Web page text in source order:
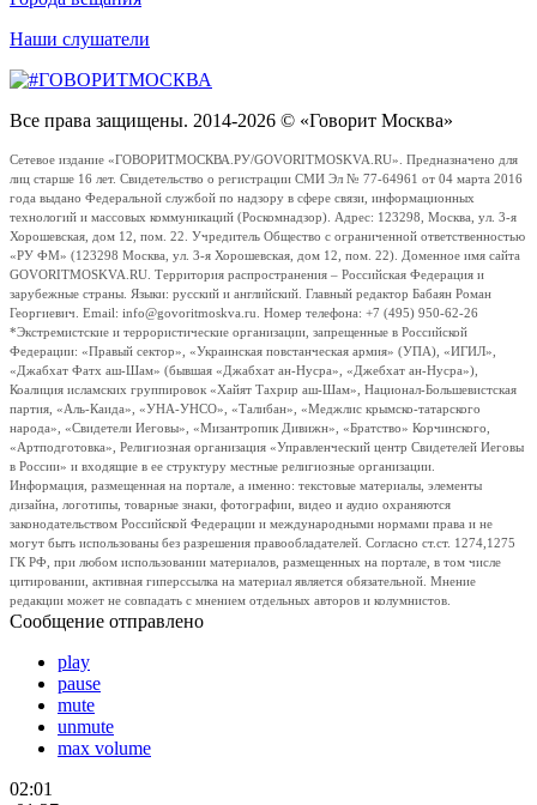
Наши слушатели
Все права защищены. 2014-2026 © «Говорит Москва»
Сетевое издание «ГОВОРИТМОСКВА.РУ/GOVORITMOSKVA.RU». Предназначено для
лиц старше 16 лет. Свидетельство о регистрации СМИ Эл № 77-64961 от 04 марта 2016
года выдано Федеральной службой по надзору в сфере связи, информационных
технологий и массовых коммуникаций (Роскомнадзор). Адрес: 123298, Москва, ул. 3-я
Хорошевская, дом 12, пом. 22. Учредитель Общество с ограниченной ответственностью
«РУ ФМ» (123298 Москва, ул. 3-я Хорошевская, дом 12, пом. 22). Доменное имя сайта
GOVORITMOSKVA.RU. Территория распространения – Российская Федерация и
зарубежные страны. Языки: русский и английский. Главный редактор Бабаян Роман
Георгиевич. Email: info@govoritmoskva.ru. Номер телефона: +7 (495) 950-62-26
*Экстремистские и террористические организации, запрещенные в Российской
Федерации: «Правый сектор», «Украинская повстанческая армия» (УПА), «ИГИЛ»,
«Джабхат Фатх аш-Шам» (бывшая «Джабхат ан-Нусра», «Джебхат ан-Нусра»),
Коалиция исламских группировок «Хайят Тахрир аш-Шам», Национал-Большевистская
партия, «Аль-Каида», «УНА-УНСО», «Талибан», «Меджлис крымско-татарского
народа», «Свидетели Иеговы», «Мизантропик Дивижн», «Братство» Корчинского,
«Артподготовка», Религиозная организация «Управленческий центр Свидетелей Иеговы
в России» и входящие в ее структуру местные религиозные организации.
Информация, размещенная на портале, а именно: текстовые материалы, элементы
дизайна, логотипы, товарные знаки, фотографии, видео и аудио охраняются
законодательством Российской Федерации и международными нормами права и не
могут быть использованы без разрешения правообладателей. Согласно ст.ст. 1274,1275
ГК РФ, при любом использовании материалов, размещенных на портале, в том числе
цитировании, активная гиперссылка на материал является обязательной. Мнение
редакции может не совпадать с мнением отдельных авторов и колумнистов.
Сообщение отправлено
play
pause
mute
unmute
max volume
02:01